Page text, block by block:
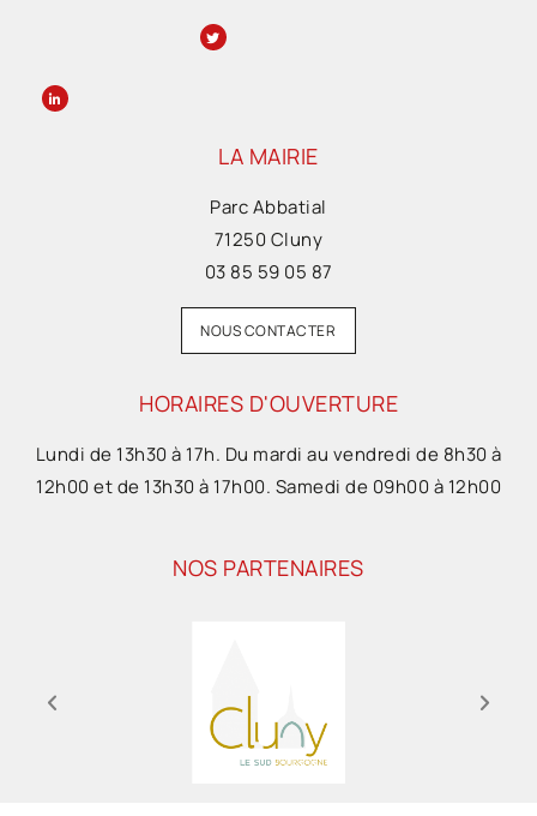
LA MAIRIE
Parc Abbatial
71250 Cluny
03 85 59 05 87
NOUS CONTACTER
HORAIRES D'OUVERTURE
Lundi de 13h30 à 17h. Du mardi au vendredi de 8h30 à
12h00 et de 13h30 à 17h00. Samedi de 09h00 à 12h00
NOS PARTENAIRES